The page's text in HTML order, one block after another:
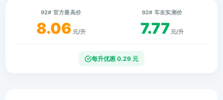
92# 官方最高价
8.06 元/升
92# 车友实测价
7.77元/升
每升优惠 0.29 元